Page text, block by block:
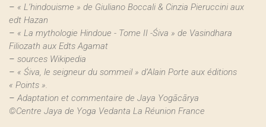
– « L’hindouisme » de Giuliano Boccali & Cinzia Pieruccini aux
edt Hazan
– « La mythologie Hindoue - Tome II -Śiva » de Vasindhara
Filiozath aux Edts Agamat
– sources Wikipedia
– « Śiva, le seigneur du sommeil » d’Alain Porte aux éditions
« Points ».
– Adaptation et commentaire de Jaya Yogācārya
©Centre Jaya de Yoga Vedanta La Réunion France